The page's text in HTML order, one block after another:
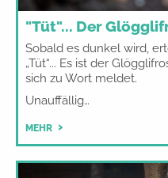
"Tüt"... Der
Sobald es dunkel wird,
„Tüt“... Es ist der
sich zu Wort meldet.
Unauffällig…
MEHR